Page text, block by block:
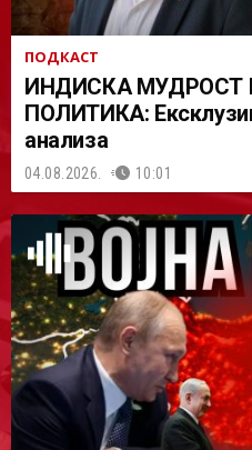
ПОДКАСТ
ИНДИСКА МУДРОСТ
ПОЛИТИКА:
анализа
04.08.2026. 10:01